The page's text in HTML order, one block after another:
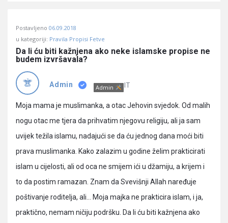
Učene
Latest
Pitanja
Postavljeno 06.09.2018
u kategoriji: Pravila Propisi Fetve
Da li ću biti kažnjena ako neke islamske propise ne
budem izvršavala?
Admin Admin IT
Moja mama je muslimanka, a otac Jehovin svjedok. Od malih
nogu otac me tjera da prihvatim njegovu religiju, ali ja sam
uvijek težila islamu, nadajući se da ću jednog dana moći biti
prava muslimanka. Kako zalazim u godine želim prakticirati
islam u cijelosti, ali od oca ne smijem ići u džamiju, a krijem i
to da postim ramazan. Znam da Svevišnji Allah naređuje
poštivanje roditelja, ali… Moja majka ne prakticira islam, i ja,
praktično, nemam ničiju podršku. Da li ću biti kažnjena ako